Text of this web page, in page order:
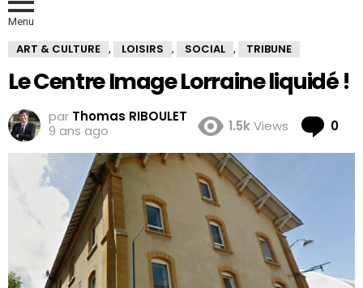
Menu
ART & CULTURE , LOISIRS , SOCIAL , TRIBUNE
Le Centre Image Lorraine liquidé !
par Thomas RIBOULET
9 ans ago
1.5kViews 0